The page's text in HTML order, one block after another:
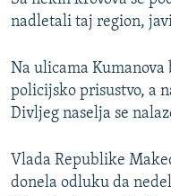
nadletali taj region,
Na ulicama
policijsko prisustvo, a
Divljeg naselja se
Vlada Republike
donela odluku da